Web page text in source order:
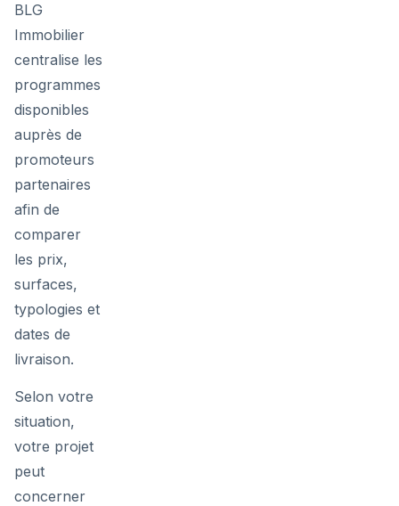
BLG
Immobilier
centralise les
programmes
disponibles
auprès de
promoteurs
partenaires
afin de
comparer
les prix,
surfaces,
typologies et
dates de
livraison.
Selon votre
situation,
votre projet
peut
concerner